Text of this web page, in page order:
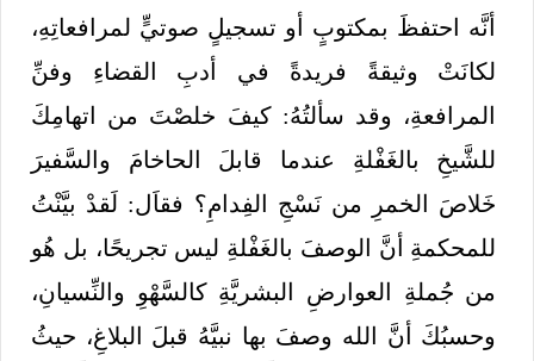
أنَّه احتفظَ بمكتوبٍ أو تسجيلٍ صوتيٍّ لمرافعاتِهِ،
لكانَتْ وثيقةً فريدةً في أدبِ القضاءِ وفنِّ
المرافعةِ، وقد سألتُهُ: كيفَ خلصْتَ من اتهامِكَ
للشَّيخِ بالغَفْلةِ عندما قابلَ الحاخامَ والسَّفيرَ
خَلاصَ الخمرِ من نَسْجِ الفِدامِ؟ فقاَل: لَقدْ بيَّنْتُ
للمحكمةِ أنَّ الوصفَ بالغَفْلةِ ليس تجريحًا، بل هُو
من جُملةِ العوارضِ البشريَّةِ كالسَّهْوِ والنِّسيانِ،
وحسبُكَ أنَّ الله وصفَ بها نبيَّهُ قبلَ البلاغِ، حيثُ